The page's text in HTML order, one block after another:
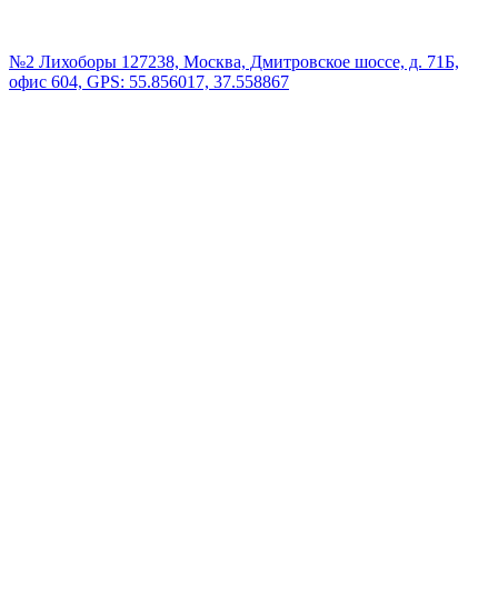
№2 Лихоборы 127238, Москва, Дмитровское шоссе, д. 71Б,
офис 604, GPS: 55.856017, 37.558867